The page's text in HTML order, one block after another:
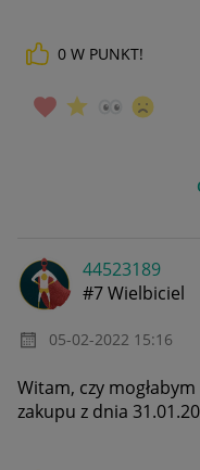
0 W PUNKT!
44523189
#7 Wielbiciel
‎05-02-2022 15:16
Witam, czy
zakupu z dnia